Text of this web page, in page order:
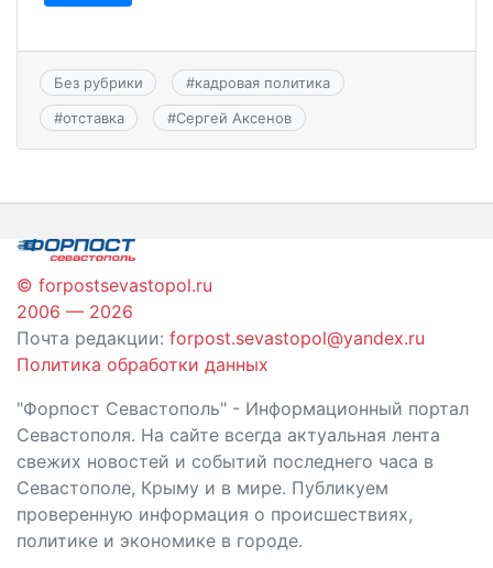
Без рубрики #кадровая политика
#отставка #Сергей Аксенов
© forpostsevastopol.ru
2006 — 2026
Почта редакции: forpost.sevastopol@yandex.ru
Политика обработки данных
"Форпост Севастополь" - Информационный портал
Севастополя. На сайте всегда актуальная лента
свежих новостей и событий последнего часа в
Севастополе, Крыму и в мире. Публикуем
проверенную информация о происшествиях,
политике и экономике в городе.